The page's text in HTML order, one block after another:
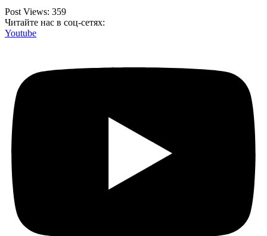
Post Views: 359
Читайте нас в соц-сетях:
Youtube